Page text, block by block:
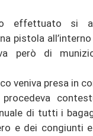
effettuato si
pistola
però di
veniva presa in
di tutti i
e dei congiunti